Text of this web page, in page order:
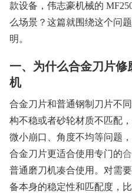
款设备，伟志豪机械的
么场景？这篇就围绕这个问
明。
一、为什么合金刀片修
机
合金刀片和普通钢制刀片不
构不稳或者砂轮材质不匹配
微小崩口、角度不均等问题
合金刀片更适合使用专门的
普通磨刀机凑合使用。对需
备本身的稳定性和匹配度，